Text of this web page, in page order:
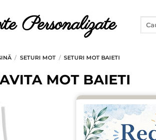
Personalizate
Caută
/ SETURI MOT / SETURI MOT BAIETI
MOT BAIETI